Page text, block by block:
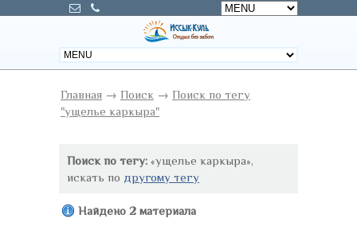
Главная → Поиск → Поиск по тегу
"ущелье каркыра"
Поиск по тегу: «ущелье каркыра»,
искать по другому тегу
Найдено 2 материала